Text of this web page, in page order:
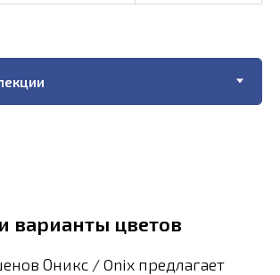
варианты цветов
Оникс / Onix предлагает